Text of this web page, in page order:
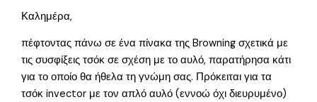
Καλημέρα,
πέφτοντας πάνω σε ένα πίνακα της Browning σχετικά με
τις συσφίξεις τσόκ σε σχέση με το αυλό, παρατήρησα κάτι
για το οποίο θα ήθελα τη γνώμη σας. Πρόκειται για τα
τσόκ invector με τον απλό αυλό (εννοώ όχι διευρυμένο)